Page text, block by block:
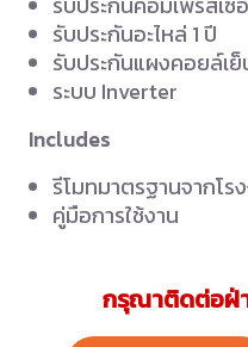
รับประกันอะไหล่ 1 ปี
รับประกันแผงคอยล์เย็
ระบบ Inverter
Includes
รีโมทมาตรฐานจากโร
คู่มือการใช้งาน
กรุณาติดต่อฝ่